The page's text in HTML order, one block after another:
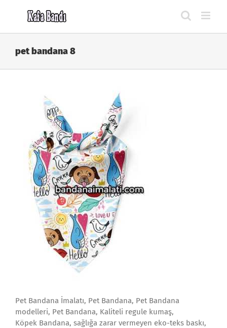
pet bandana 8
Pet Bandana İmalatı, Pet Bandana, Pet Bandana
modelleri, Pet Bandana, Kaliteli regule kumaş,
Köpek Bandana, sağlığa zarar vermeyen eko-teks baskı,